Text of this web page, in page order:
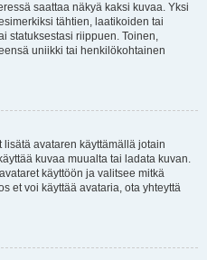
saattaa näkyä kaksi kuvaa. Yksi
tähtien, laatikoiden tai
statuksestasi riippuen. Toinen,
uniikki tai henkilökohtainen
lisätä avataren käyttämällä jotain
kuvaa muualta tai ladata kuvan.
käyttöön ja valitsee mitkä
et voi käyttää avataria, ota yhteyttä